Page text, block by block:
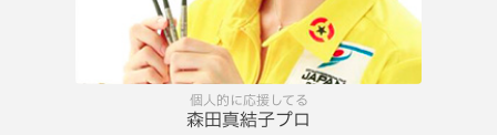
個人的に応援してる
森田真結子プロ